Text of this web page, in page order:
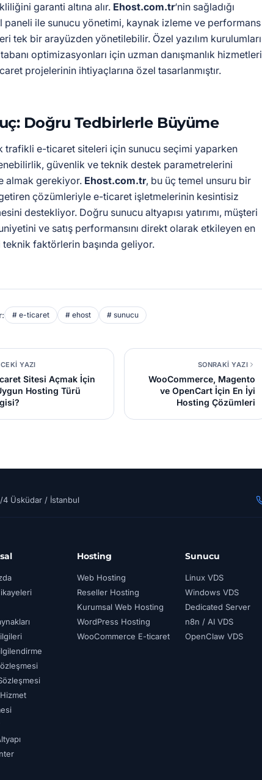
garanti altına alır. Ehost.com.tr‘nin sağladığı
paneli ile sunucu yönetimi, kaynak izleme ve performans
tek bir arayüzden yönetilebilir. Özel yazılım kurulumları
optimizasyonları için uzman danışmanlık hizmetleri
projelerinin ihtiyaçlarına özel tasarlanmıştır.
Doğru Tedbirlerle Büyüme
trafikli e-ticaret siteleri için sunucu seçimi yaparken
güvenlik ve teknik destek parametrelerini
almak gerekiyor. Ehost.com.tr, bu üç temel unsuru bir
çözümleriyle e-ticaret işletmelerinin kesintisiz
destekliyor. Doğru sunucu altyapısı yatırımı, müşteri
ve satış performansını direkt olarak etkileyen en
teknik faktörlerin başında geliyor.
# e-ticaret # ehost # sunucu
YAZI
Sitesi Açmak İçin
Hosting Türü
SONRAKİ YAZI
WooCommerce, Magento
ve OpenCart İçin En İyi
Hosting Çözümleri
4 Üsküdar / İstanbul
Hosting
Web Hosting
Reseller Hosting
Kurumsal Web Hosting
WordPress Hosting
WooCommerce E-ticaret
Sunucu
Linux VDS
Windows VDS
Dedicated Server
n8n / AI VDS
OpenClaw VDS